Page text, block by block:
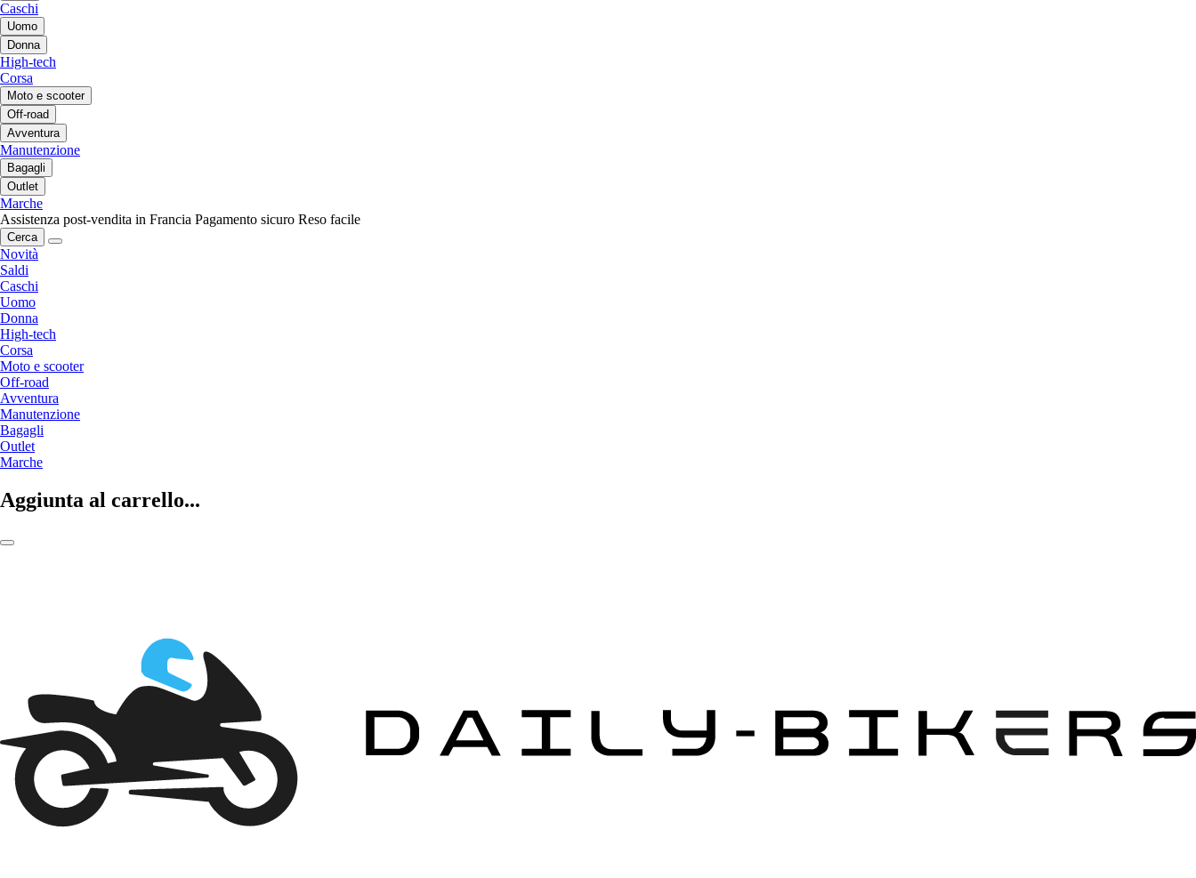
Caschi
Uomo
Donna
High-tech
Corsa
Moto e scooter
Off-road
Avventura
Manutenzione
Bagagli
Outlet
Marche
Assistenza post-vendita in Francia Pagamento sicuro Reso facile
Cerca
Novità
Saldi
Caschi
Uomo
Donna
High-tech
Corsa
Moto e scooter
Off-road
Avventura
Manutenzione
Bagagli
Outlet
Marche
Aggiunta al carrello...